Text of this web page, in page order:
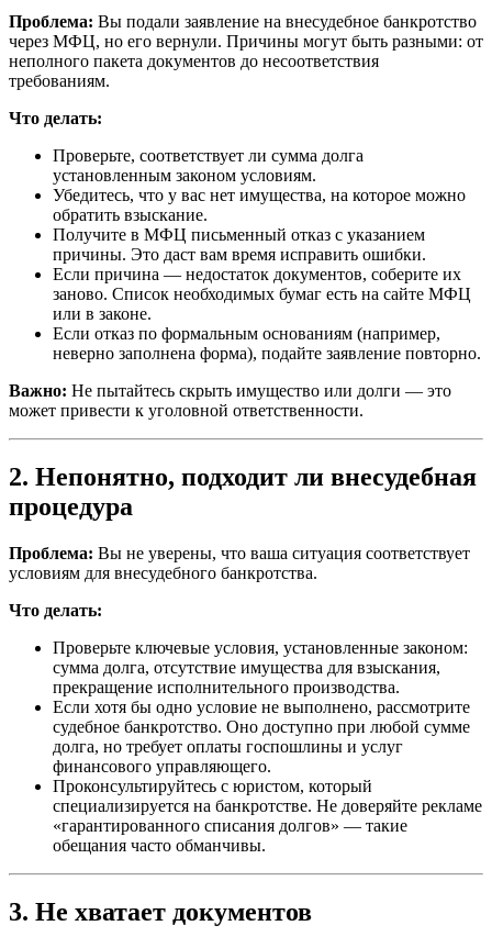
Проблема: Вы подали заявление на внесудебное банкротство
через МФЦ, но его вернули. Причины могут быть разными: от
неполного пакета документов до несоответствия
требованиям.
Что делать:
Проверьте, соответствует ли сумма долга
установленным законом условиям.
Убедитесь, что у вас нет имущества, на которое можно
обратить взыскание.
Получите в МФЦ письменный отказ с указанием
причины. Это даст вам время исправить ошибки.
Если причина — недостаток документов, соберите их
заново. Список необходимых бумаг есть на сайте МФЦ
или в законе.
Если отказ по формальным основаниям (например,
неверно заполнена форма), подайте заявление повторно.
Важно: Не пытайтесь скрыть имущество или долги — это
может привести к уголовной ответственности.
2. Непонятно, подходит ли внесудебная
процедура
Проблема: Вы не уверены, что ваша ситуация соответствует
условиям для внесудебного банкротства.
Что делать:
Проверьте ключевые условия, установленные законом:
сумма долга, отсутствие имущества для взыскания,
прекращение исполнительного производства.
Если хотя бы одно условие не выполнено, рассмотрите
судебное банкротство. Оно доступно при любой сумме
долга, но требует оплаты госпошлины и услуг
финансового управляющего.
Проконсультируйтесь с юристом, который
специализируется на банкротстве. Не доверяйте рекламе
«гарантированного списания долгов» — такие
обещания часто обманчивы.
3. Не хватает документов